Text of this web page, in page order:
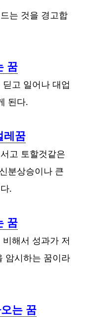
는 것을 경고합
꿈
고 일어나 대업
된다.
레꿈
고 토할것같은
분상승이나 큰
.
꿈
해서 성과가 저
암시하는 꿈이라
는 꿈